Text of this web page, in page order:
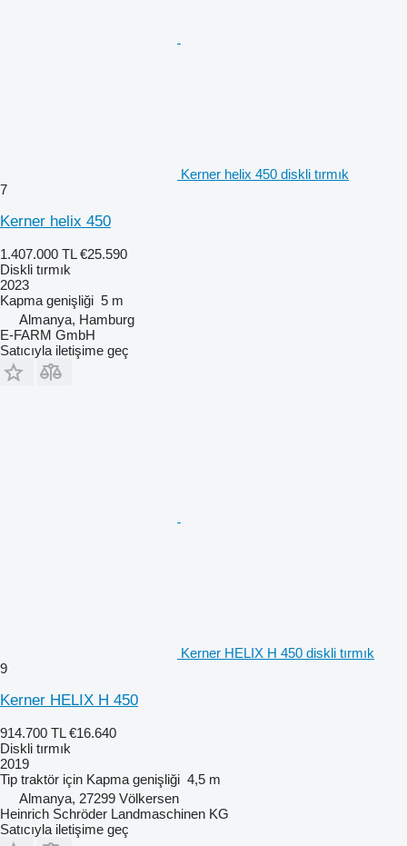
Kerner helix 450 diskli tırmık
7
Kerner helix 450
1.407.000 TL €25.590
Diskli tırmık
2023
Kapma genişliği 5 m
Almanya, Hamburg
E-FARM GmbH
Satıcıyla iletişime geç
Kerner HELIX H 450 diskli tırmık
9
Kerner HELIX H 450
914.700 TL €16.640
Diskli tırmık
2019
Tip traktör için Kapma genişliği 4,5 m
Almanya, 27299 Völkersen
Heinrich Schröder Landmaschinen KG
Satıcıyla iletişime geç